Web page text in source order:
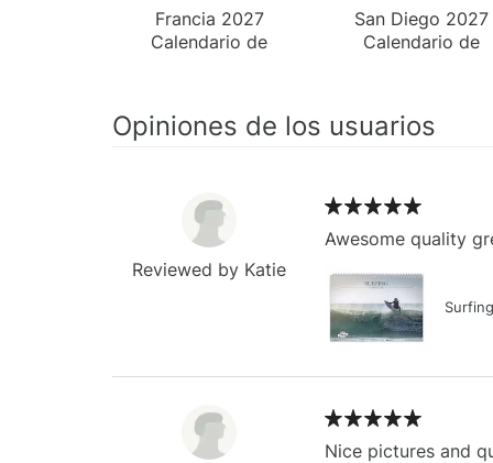
Francia 2027
Calendario de
San Diego 2027
Calendario de
Opiniones de los usuarios
Reviewed by Katie
Awesome quality
Nice pictures and